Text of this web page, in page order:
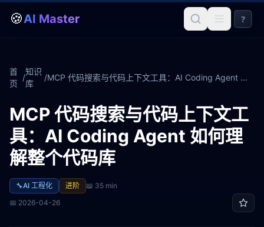
🍪AI Master ?
首
页
/
知识
库
/ MCP 代码搜索与代码上下文工具：AI Coding Agent 如何理解整个代码库
MCP 代码搜索与代码上下文工
具：AI Coding Agent 如何理
解整个代码库
🔧AI 工程化 进阶 📖 35 min
📅 2026-04-26